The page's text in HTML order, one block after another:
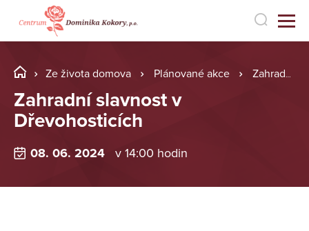
Ze života domova Plánované akce Zahradní slavnost v Dřevohosticích
Zahradní slavnost v
Dřevohosticích
08. 06. 2024 v 14:00 hodin